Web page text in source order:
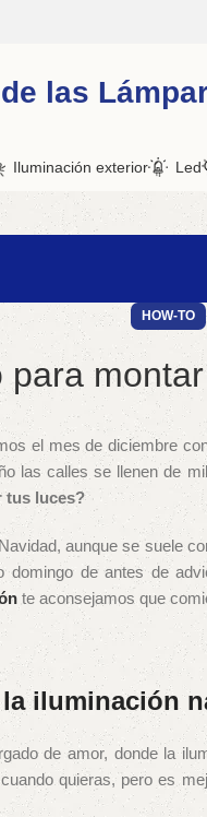
las
Iluminación exterior Led
HOW-TO
para
el mes de diciembre
las calles se llenen de
tus luces?
aunque se suele
de antes de
te aconsejamos que
iluminación
de amor, donde la
quieras, pero es